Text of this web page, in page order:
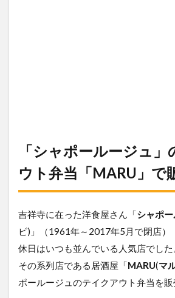
「シャポールージュ
ウト弁当「MARU」で
吉祥寺に在った洋食屋さん「シャポ
ビ)」（1961年～2017年5月で閉店）
休日はいつも並んでいる人気店でした
その系列店である居酒屋「MARU(マ
ポールージュのテイクアウト弁当を販